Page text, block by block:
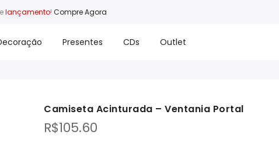
lançamento!Compre Agora
Presentes CDs Outlet
Camiseta Acinturada – Ventania Portal
R$105.60